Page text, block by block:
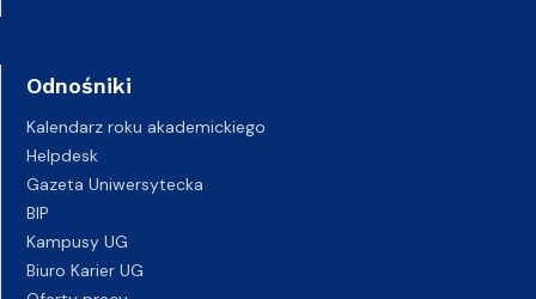
Odnośniki
Kalendarz roku akademickiego
Helpdesk
Gazeta Uniwersytecka
BIP
Kampusy UG
Biuro Karier UG